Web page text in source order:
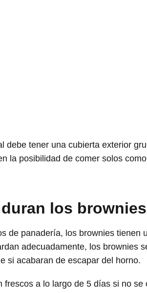
debe tener una cubierta exterior
la posibilidad de comer solos
los
de panadería, los brownies tienen
adecuadamente, los brownies
si acabaran de escapar del horno.
frescos a lo largo de 5 días si no